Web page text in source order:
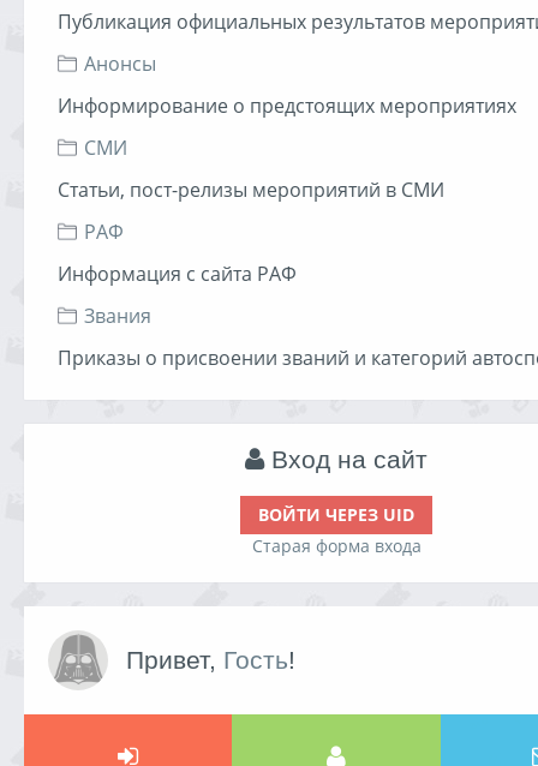
Публикация официальных результатов
Анонсы
Информирование о предстоящих мероприятиях
СМИ
Статьи, пост-релизы мероприятий в СМИ
РАФ
Информация с сайта РАФ
Звания
Приказы о присвоении званий и категорий
Вход на сайт
ВОЙТИ ЧЕРЕЗ UID
Старая форма входа
Привет, Гость!